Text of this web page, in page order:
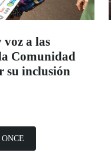
a las
Comunidad
su inclusión
ONCE